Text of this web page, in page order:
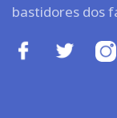
bastidores dos